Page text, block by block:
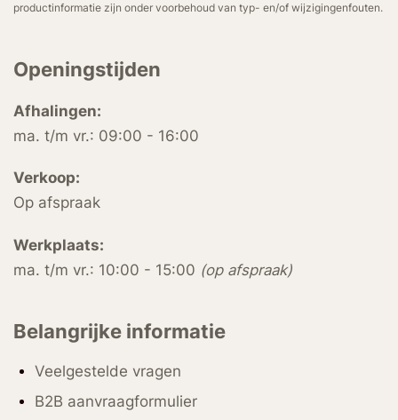
productinformatie zijn onder voorbehoud van typ- en/of wijzigingenfouten.
Openingstijden
Afhalingen:
ma. t/m vr.: 09:00 - 16:00
Verkoop:
Op afspraak
Werkplaats:
ma. t/m vr.: 10:00 - 15:00 (op afspraak)
Belangrijke informatie
Veelgestelde vragen
B2B aanvraagformulier